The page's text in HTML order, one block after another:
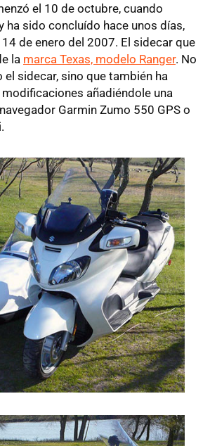
el 10 de octubre, cuando
ha sido concluído hace unos días,
de enero del 2007. El sidecar que
la marca Texas, modelo Ranger. No
el sidecar, sino que también ha
añadiéndole una
Garmin Zumo 550 GPS o